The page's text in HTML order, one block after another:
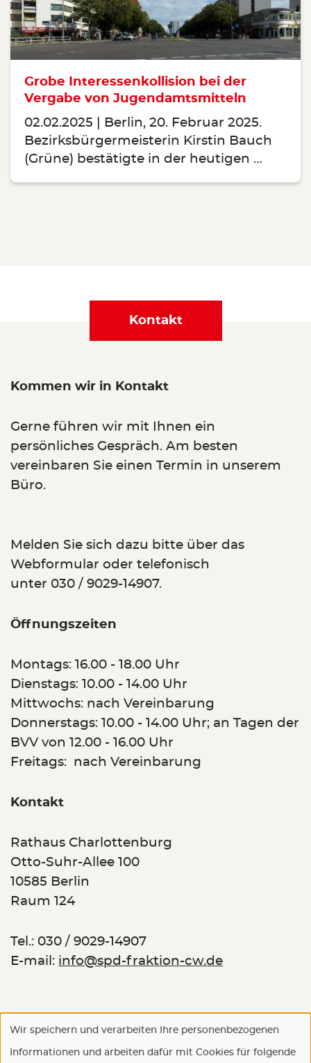
Grobe Interessenkollision bei der
Vergabe von Jugendamtsmitteln
02.02.2025
Berlin, 20. Februar 2025.
Bezirksbürgermeisterin Kirstin Bauch
(Grüne) bestätigte in der heutigen …
Kontakt
Kommen wir in Kontakt
Gerne führen wir mit Ihnen ein
persönliches Gespräch. Am besten
vereinbaren Sie einen Termin in unserem
Büro.
Melden Sie sich dazu bitte über das
Webformular oder telefonisch
unter 030 / 9029-14907.
Öffnungszeiten
Montags: 16.00 - 18.00 Uhr
Dienstags: 10.00 - 14.00 Uhr
Mittwochs: nach Vereinbarung
Donnerstags: 10.00 - 14.00 Uhr; an Tagen der
BVV von 12.00 - 16.00 Uhr
Freitags: nach Vereinbarung
Kontakt
Rathaus Charlottenburg
Otto-Suhr-Allee 100
10585 Berlin
Raum 124
Tel.: 030 / 9029-14907
E-mail: info@spd-fraktion-cw.de
Informationen,
Wir speichern und verarbeiten Ihre personenbezogenen
Informationen und arbeiten dafür mit Cookies für folgende